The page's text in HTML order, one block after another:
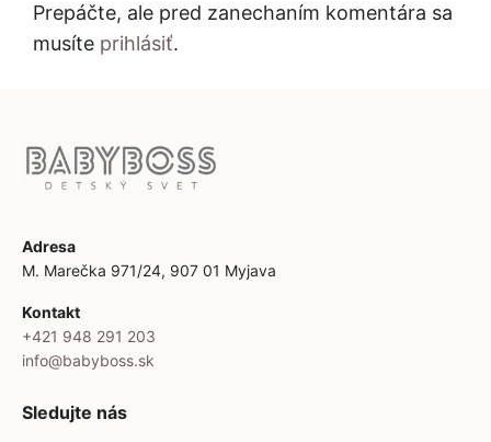
Prepáčte, ale pred zanechaním komentára sa
musíte prihlásiť.
Adresa
M. Marečka 971/24, 907 01 Myjava
Kontakt
+421 948 291 203
info@babyboss.sk
Sledujte nás